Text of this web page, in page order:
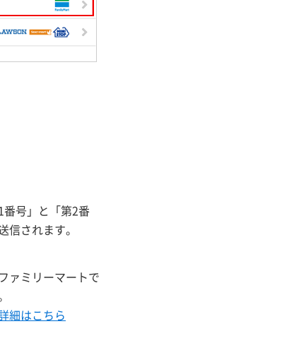
号」と「第2番
信されます。
ァミリーマートで
細はこちら